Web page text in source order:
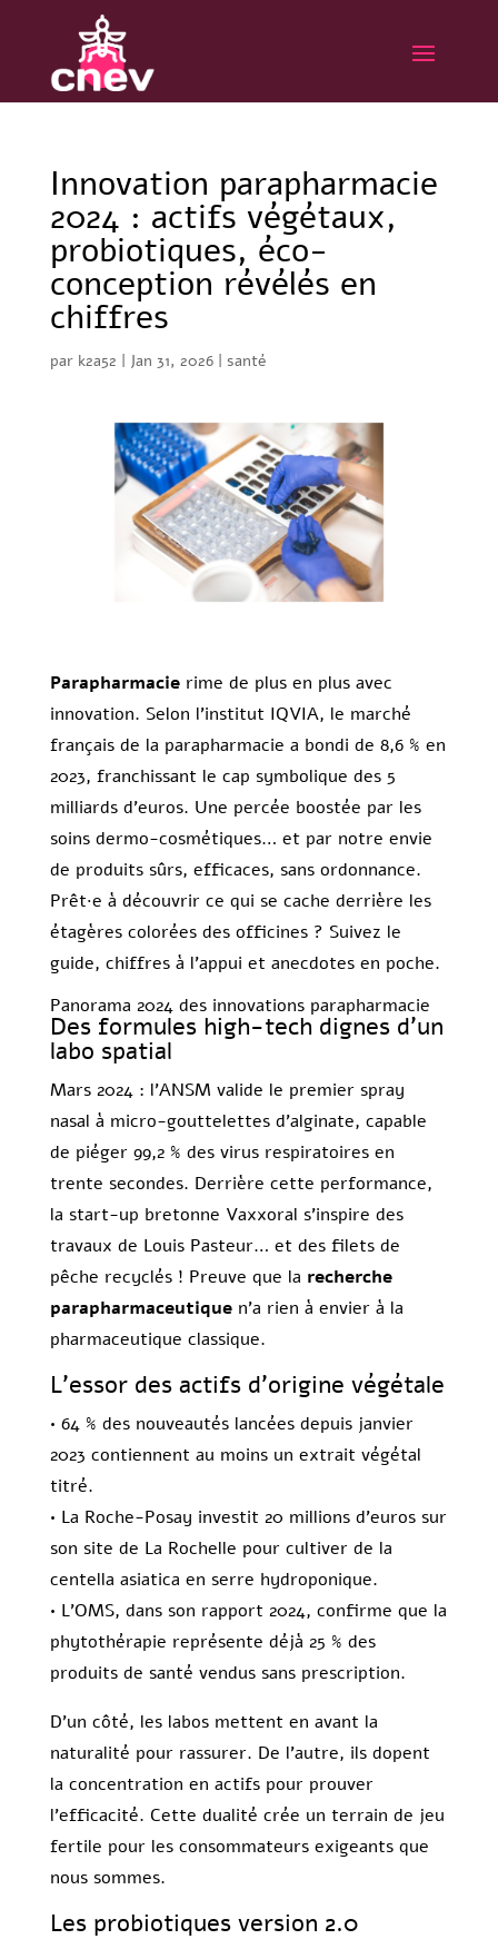
Innovation parapharmacie
2024 : actifs végétaux,
probiotiques, éco-
conception révélés en
chiffres
par k2a52 | Jan 31, 2026| santé
Parapharmacierime de plus en plus avec
innovation. Selon l’institut IQVIA, le marché
français de la parapharmacie a bondi de 8,6 % en
2023, franchissant le cap symbolique des 5
milliards d’euros. Une percée boostée par les
soins dermo-cosmétiques… et par notre envie
de produits sûrs, efficaces, sans ordonnance.
Prêt·e à découvrir ce qui se cache derrière les
étagères colorées des officines ? Suivez le
guide, chiffres à l’appui et anecdotes en poche.
Panorama 2024 des innovations parapharmacie
Des formules high-tech dignes d’un
labo spatial
Mars 2024 : l’ANSM valide le premier spray
nasal à micro-gouttelettes d’alginate, capable
de piéger 99,2 % des virus respiratoires en
trente secondes. Derrière cette performance,
la start-up bretonne Vaxxoral s’inspire des
travaux de Louis Pasteur… et des filets de
pêche recyclés ! Preuve que la recherche
parapharmaceutiquen’a rien à envier à la
pharmaceutique classique.
L’essor des actifs d’origine végétale
• 64 % des nouveautés lancées depuis janvier
2023 contiennent au moins un extrait végétal
titré.
• La Roche-Posay investit 20 millions d’euros sur
son site de La Rochelle pour cultiver de la
centella asiatica en serre hydroponique.
• L’OMS, dans son rapport 2024, confirme que la
phytothérapie représente déjà 25 % des
produits de santé vendus sans prescription.
D’un côté, les labos mettent en avant la
naturalité pour rassurer. De l’autre, ils dopent
la concentration en actifs pour prouver
l’efficacité. Cette dualité crée un terrain de jeu
fertile pour les consommateurs exigeants que
nous sommes.
Les probiotiques version 2.0